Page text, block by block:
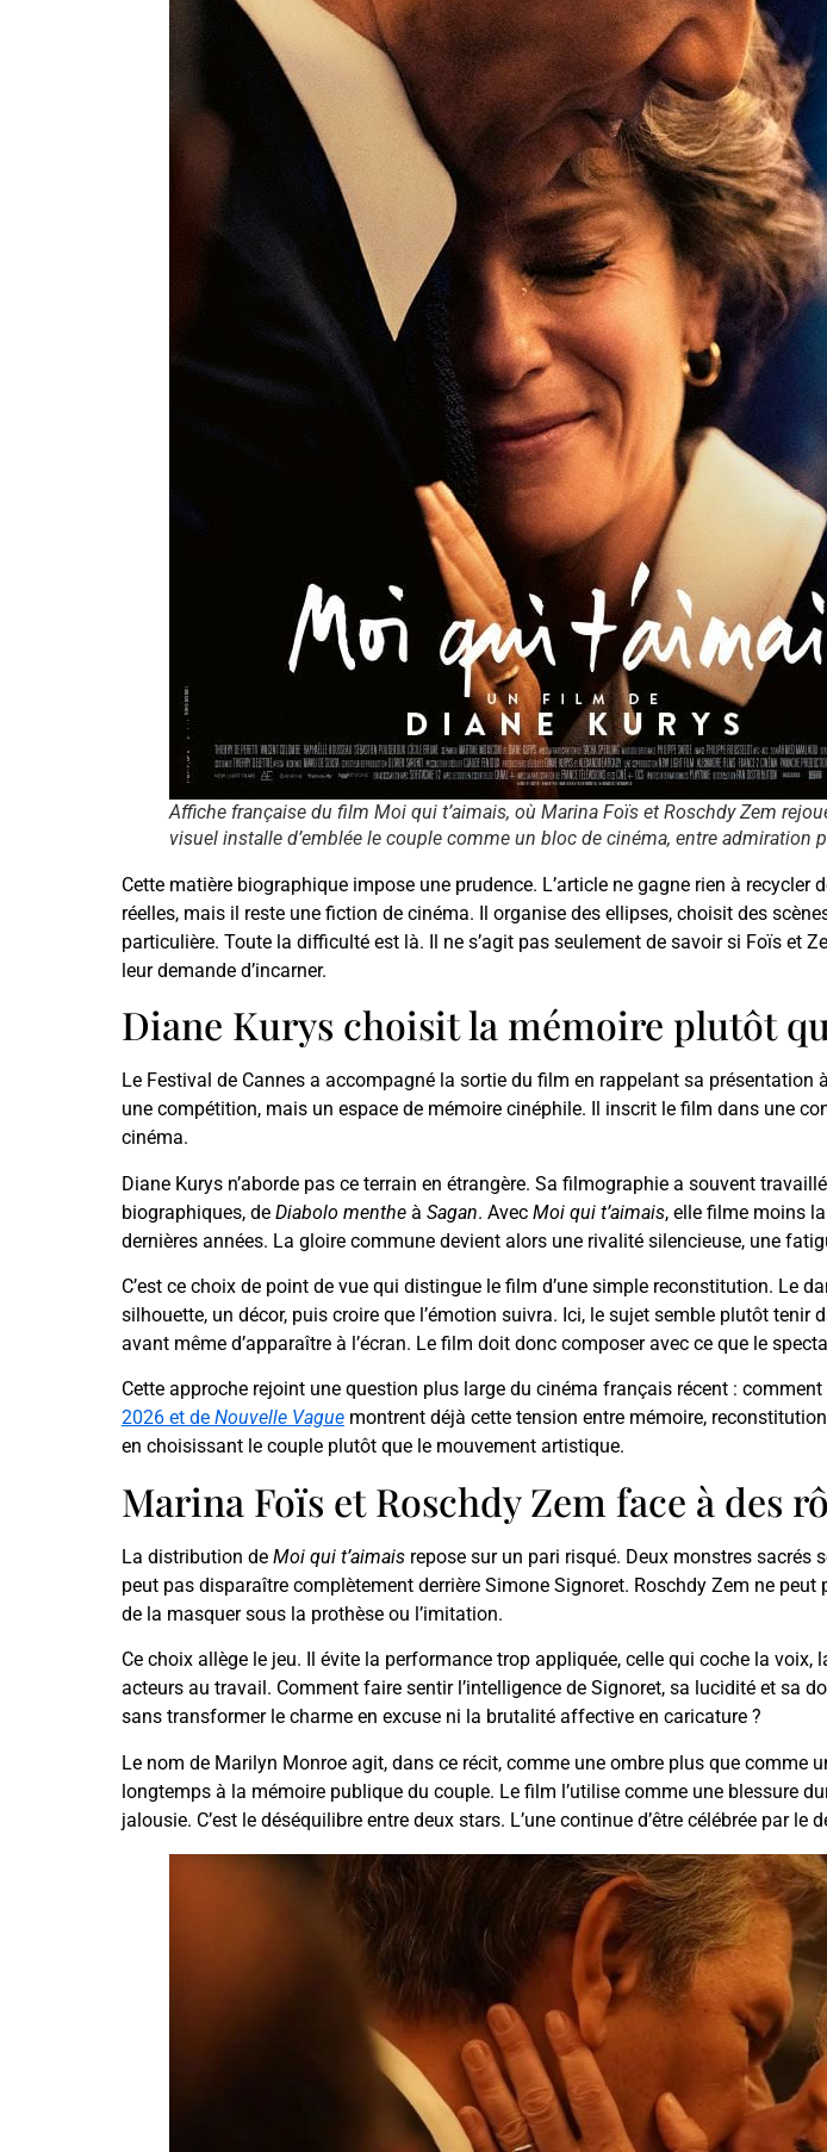
Affiche française du film Moi qui t’aimais, où Marina Foïs et Roschdy Zem
visuel installe d’emblée le couple comme un bloc de cinéma, entre
Cette matière biographique impose une prudence. L’article ne gagne rien à
réelles, mais il reste une fiction de cinéma. Il organise des ellipses, choisit des
particulière. Toute la difficulté est là. Il ne s’agit pas seulement de savoir si Foïs et
leur demande d’incarner.
Diane Kurys choisit la mémoire plutôt
Le Festival de Cannes a accompagné la sortie du film en rappelant sa présentation
une compétition, mais un espace de mémoire cinéphile. Il inscrit le film dans une
cinéma.
Diane Kurys n’aborde pas ce terrain en étrangère. Sa filmographie a souvent
biographiques, de Diabolo menthe à Sagan. Avec Moi qui t’aimais, elle filme moins
dernières années. La gloire commune devient alors une rivalité silencieuse, une
C’est ce choix de point de vue qui distingue le film d’une simple reconstitution. Le
silhouette, un décor, puis croire que l’émotion suivra. Ici, le sujet semble plutôt
avant même d’apparaître à l’écran. Le film doit donc composer avec ce que le
Cette approche rejoint une question plus large du cinéma français récent :
2026 et de Nouvelle Vague montrent déjà cette tension entre mémoire,
en choisissant le couple plutôt que le mouvement artistique.
Marina Foïs et Roschdy Zem face à des
La distribution de Moi qui t’aimais repose sur un pari risqué. Deux monstres
peut pas disparaître complètement derrière Simone Signoret. Roschdy Zem ne
de la masquer sous la prothèse ou l’imitation.
Ce choix allège le jeu. Il évite la performance trop appliquée, celle qui coche la
acteurs au travail. Comment faire sentir l’intelligence de Signoret, sa lucidité et sa
sans transformer le charme en excuse ni la brutalité affective en caricature ?
Le nom de Marilyn Monroe agit, dans ce récit, comme une ombre plus que
longtemps à la mémoire publique du couple. Le film l’utilise comme une blessure
jalousie. C’est le déséquilibre entre deux stars. L’une continue d’être célébrée par